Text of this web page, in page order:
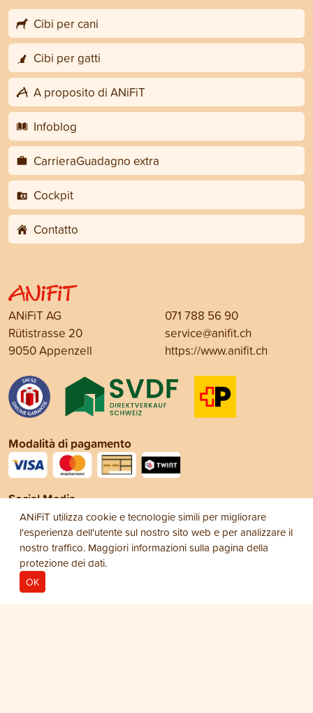
Cibi per cani
Cibi per gatti
A proposito di ANiFiT
Infoblog
CarrieraGuadagno extra
Cockpit
Contatto
ANiFiT AG
Rütistrasse 20
9050 Appenzell
071 788 56 90
service@anifit.ch
https://www.anifit.ch
Modalità di pagamento
Social Media
Note legali
ANiFiT utilizza cookie e tecnologie simili per migliorare
l'esperienza dell'utente sul nostro sito web e per analizzare il
nostro traffico. Maggiori informazioni sulla pagina della
protezione dei dati.
OK